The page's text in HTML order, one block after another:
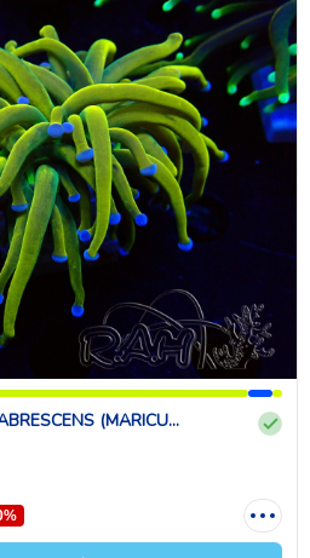
(MARICU...